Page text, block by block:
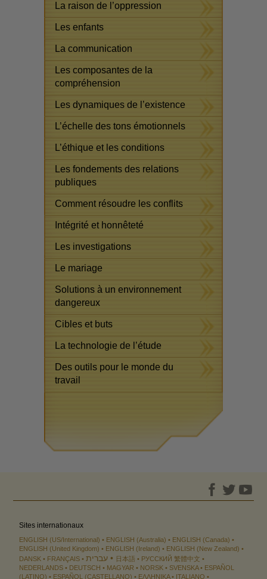
La raison de l’oppression
Les enfants
La communication
Les composantes de la
compréhension
Les dynamiques de l’existence
L’échelle des tons émotionnels
L’éthique et les conditions
Les fondements des relations
publiques
Comment résoudre les conflits
Intégrité et honnêteté
Les investigations
Le mariage
Solutions à un environnement
dangereux
Cibles et buts
La technologie de l’étude
Des outils pour le monde du
travail
Sites internationaux
ENGLISH (US/International) ENGLISH (Australia)
ENGLISH (Canada)
ENGLISH (United Kingdom)
ENGLISH (Ireland)
ENGLISH (New Zealand)
DANSK
FRANÇAIS עברית 日本語 РУССКИЙ 繁體中文
NEDERLANDS
DEUTSCH MAGYAR NORSK SVENSKA
ESPAÑOL
(LATINO)
ESPAÑOL (CASTELLANO) ΕΛΛΗΝΙΚA ITALIANO